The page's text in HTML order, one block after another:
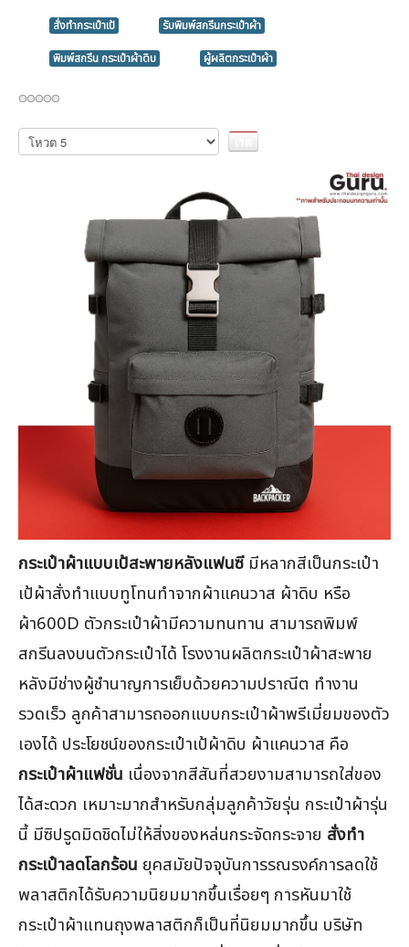
สั่งทำกระเป๋าเป้
รับพิมพ์สกรีนกระเป๋าผ้า
พิมพ์สกรีน กระเป๋าผ้าดิบ
ผู้ผลิตกระเป๋าผ้า
กรุณา
ให้
กระเป๋าผ้าแบบเป้สะพายหลังแฟนซีมีหลากสีเป็นกระเป๋า
เป้ผ้าสั่งทำแบบทูโทนทำจากผ้าแคนวาส ผ้าดิบ หรือ
ผ้า600D ตัวกระเป๋าผ้ามีความทนทาน สามารถพิมพ์
สกรีนลงบนตัวกระเป๋าได้ โรงงานผลิตกระเป๋าผ้าสะพาย
หลังมีช่างผู้ชำนาญการเย็บด้วยความปราณีต ทำงาน
รวดเร็ว ลูกค้าสามารถออกแบบกระเป๋าผ้าพรีเมี่ยมของตัว
เองได้ ประโยชน์ของกระเป๋าเป้ผ้าดิบ ผ้าแคนวาส คือ
กระเป๋าผ้าแฟชั่น เนื่องจากสีสันที่สวยงามสามารถใส่ของ
ได้สะดวก เหมาะมากสำหรับกลุ่มลูกค้าวัยรุ่น กระเป๋าผ้ารุ่น
นี้ มีซิปรูดมิดชิดไม่ให้สิ่งของหล่นกระจัดกระจาย สั่งทำ
กระเป๋าลดโลกร้อน ยุคสมัยปัจจุบันการรณรงค์การลดใช้
พลาสติกได้รับความนิยมมากขึ้นเรื่อยๆ การหันมาใช้
กระเป๋าผ้าแทนถุงพลาสติกก็เป็นที่นิยมมากขึ้น บริษัท